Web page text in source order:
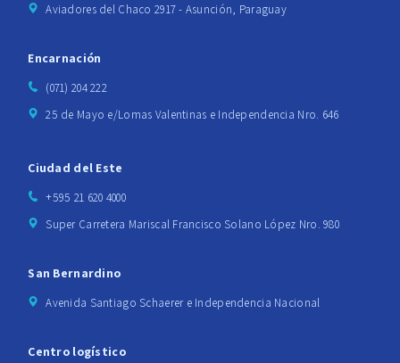
Aviadores del Chaco 2917 - Asunción, Paraguay
Encarnación
(071) 204 222
25 de Mayo e/Lomas Valentinas e Independencia Nro. 646
Ciudad del Este
+595 21 620 4000
Super Carretera Mariscal Francisco Solano López Nro. 980
San Bernardino
Avenida Santiago Schaerer e Independencia Nacional
Centro logístico